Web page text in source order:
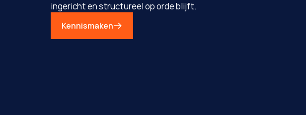
ingericht en structureel op orde blijft.
Kennismaken